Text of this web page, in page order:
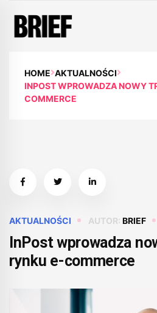
HOME AKTUALNOŚCI
INPOST WPROWADZA NOWY
COMMERCE
AKTUALNOŚCI AUTOR: BRIEF
InPost wprowadza
rynku e-commerce